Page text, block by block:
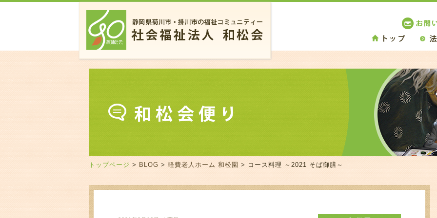
トップページ > BLOG > 軽費老人ホーム 和松園 > コース料理 ～2021 そば御膳～